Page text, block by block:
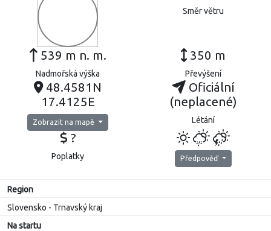
Směr větru
539 m n. m.
Nadmořská výška
350 m
Převýšení
48.4581N
17.4125E
Zobrazit na mapě
Oficiální
(neplacené)
Létání
?
Poplatky Předpověď
Region
Slovensko - Trnavský kraj
Na startu